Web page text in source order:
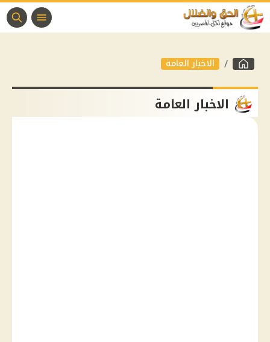
الاخبار العامة
الاخبار العامة